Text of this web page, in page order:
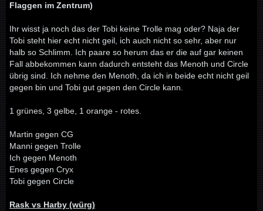
Flaggen im Zentrum)
Ihr wisst ja noch das der Tobi keine Trolle mag oder? Naja der
Tobi steht hier echt nicht geil, ich auch nicht so sehr, aber nur
halb so Schlimm. Ich paare so herum das er die auf gar keinen
Fall abbekommen kann dadurch entsteht das Menoth und Circle
übrig sind. Ich nehme den Menoth, da ich in beide echt nicht geil
gegen bin und Tobi gut gegen den Circle kann.
1 grünes, 3 gelbe, 1 orange - rotes.
Martin gegen CG
Manni gegen Trolle
Ich gegen Menoth
Enes gegen Cryx
Tobi gegen Circle
Rask vs Harby (würg)